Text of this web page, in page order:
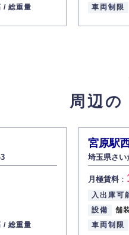
/ 総重量
車両制限
周辺の
/ 総重量
宮原駅
埼玉県さい
月極賃料：
入出庫可
設備
舗
車両制限